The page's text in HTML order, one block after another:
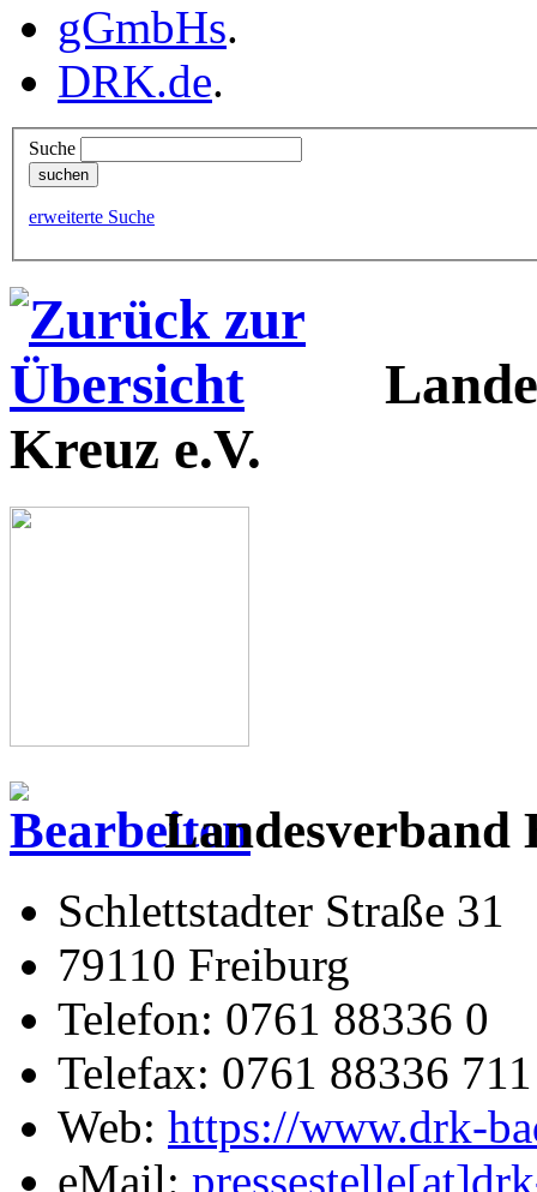
gGmbHs.
DRK.de.
Suche
erweiterte Suche
Kreuz e.V.
Landesverband
Schlettstadter Straße 31
79110 Freiburg
Telefon: 0761 88336 0
Telefax: 0761 88336 711
Web: https://www.drk-
eMail: